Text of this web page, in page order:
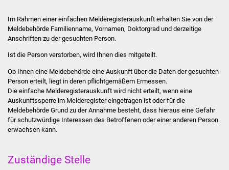
Stellenangebote
Kontakt
Veröffentlichungen
Ortsrecht
Im Rahmen einer einfachen Melderegisterauskunft erhalten Sie von der
Meldebehörde Familienname, Vornamen, Doktorgrad und derzeitige
Anschriften zu der gesuchten Person.
Ist die Person verstorben, wird Ihnen dies mitgeteilt.
Ob Ihnen eine Meldebehörde eine Auskunft über die Daten der gesuchten
Person erteilt, liegt in deren pflichtgemäßem Ermessen.
Die einfache Melderegisterauskunft wird nicht erteilt, wenn eine
Auskunftssperre im Melderegister eingetragen ist oder für die
Meldebehörde Grund zu der Annahme besteht, dass hieraus eine Gefahr
für schutzwürdige Interessen des Betroffenen oder einer anderen Person
erwachsen kann.
Zuständige Stelle